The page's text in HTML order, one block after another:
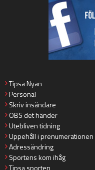
Tipsa Nyan
Personal
Skriv insändare
OBS det händer
Utebliven tidning
Uppehåll i prenumerationen
Adressändring
Sportens kom ihåg
Tipsa sporten